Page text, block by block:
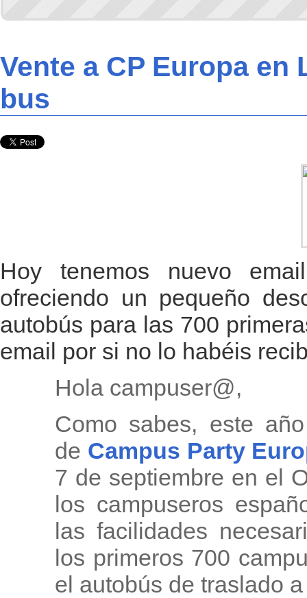
Vente a CP Europa
bus
Hoy tenemos nuevo
ofreciendo un pequeño
autobús para las 700
email por si no lo habéis
Hola campuser@,
Como sabes, este
de Campus Party
7 de septiembre en el
los campuseros
las facilidades
los primeros 700
el autobús de traslado